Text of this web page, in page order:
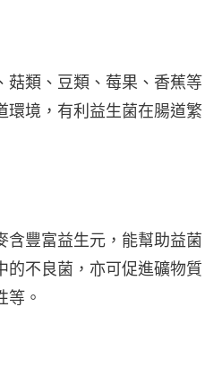
菇類、豆類、莓果、香蕉等
環境，有利益生菌在腸道繁
含豐富益生元，能幫助益菌
的不良菌，亦可促進礦物質
等。